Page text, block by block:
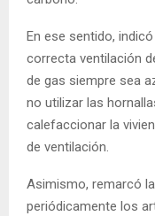
En ese sentido,
correcta ventilación
de gas siempre sea
no utilizar las
calefaccionar la
de ventilación.
Asimismo, remarcó
periódicamente los